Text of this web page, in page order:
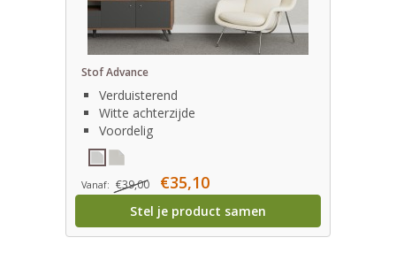
Stof Advance
Verduisterend
Witte achterzijde
Voordelig
Vanaf: €39,00 €35,10
Stel je product samen